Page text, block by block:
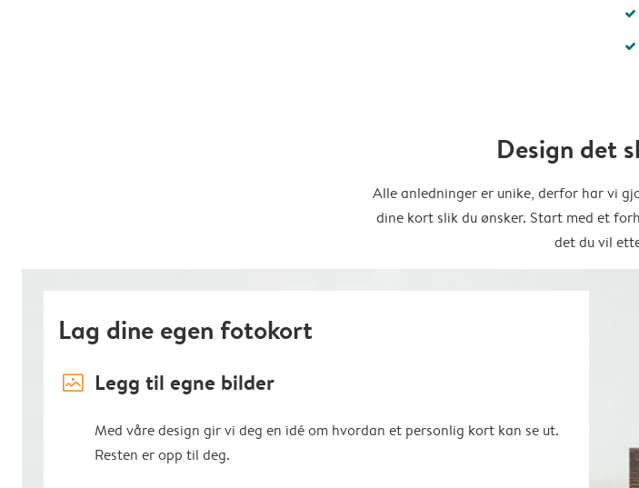
Design det
Alle anledninger er unike, derfor har vi
dine kort slik du ønsker. Start med et
det du vil
Lag dine egen fotokort
image_placeholder Legg til egne bilder
Med våre design gir vi deg en idé om hvordan et personlig kort kan se ut.
Resten er opp til deg.